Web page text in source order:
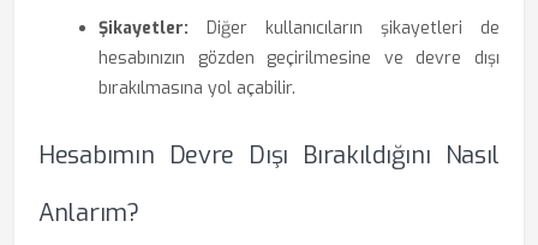
Şikayetler: Diğer kullanıcıların şikayetleri de
hesabınızın gözden geçirilmesine ve devre dışı
bırakılmasına yol açabilir.
Hesabımın Devre Dışı Bırakıldığını Nasıl
Anlarım?